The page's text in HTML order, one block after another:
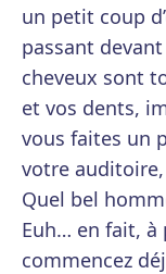
un petit coup
passant
cheveux sont
et vos dents,
vous faites un
votre
Quel bel
Euh… en fait, à
commencez